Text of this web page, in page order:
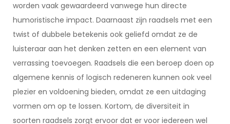
worden vaak gewaardeerd vanwege hun directe
humoristische impact. Daarnaast zijn raadsels met een
twist of dubbele betekenis ook geliefd omdat ze de
luisteraar aan het denken zetten en een element van
verrassing toevoegen. Raadsels die een beroep doen op
algemene kennis of logisch redeneren kunnen ook veel
plezier en voldoening bieden, omdat ze een uitdaging
vormen om op te lossen. Kortom, de diversiteit in
soorten raadsels zorgt ervoor dat er voor iedereen wel